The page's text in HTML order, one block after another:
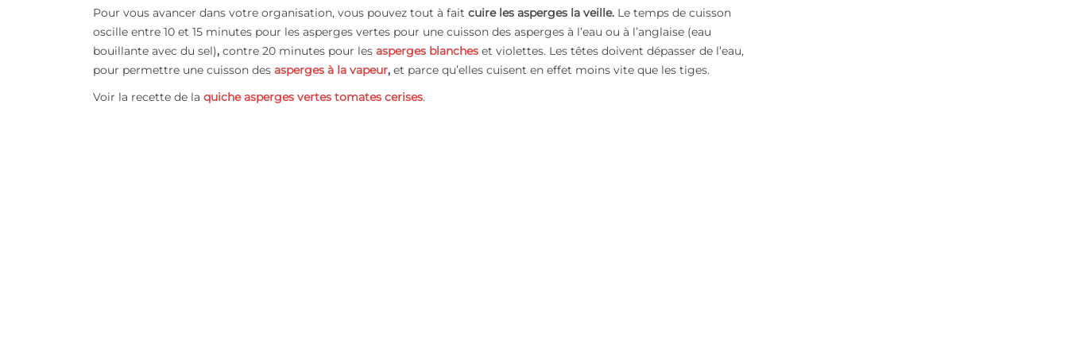
Pour vous avancer dans votre organisation, vous pouvez tout à fait cuire les asperges la veille. Le temps de cuisson
oscille entre 10 et 15 minutes pour les asperges vertes pour une cuisson des asperges à l’eau ou à l’anglaise (eau
bouillante avec du sel), contre 20 minutes pour les asperges blanches et violettes. Les têtes doivent dépasser de l’eau,
pour permettre une cuisson des asperges à la vapeur, et parce qu’elles cuisent en effet moins vite que les tiges.
Voir la recette de la quiche asperges vertes tomates cerises.